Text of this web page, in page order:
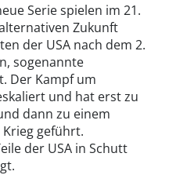
Serie spielen im 21.
Zukunft
der USA nach dem 2.
sogenannte
Der Kampf um
und hat erst zu
dann zu einem
geführt.
der USA in Schutt